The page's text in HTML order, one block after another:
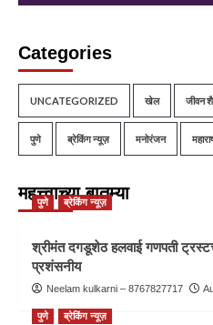
Categories
UNCATEGORIZED खेल जीवन
पुणे ब्रेकिंग न्यूज़ मनोरंजन
महत्त्वाच्या बातम्या
पुणे ब्रेकिंग न्यूज़
श्रीमंत दगडूशेठ हलवाई गणपती
प्रशंसनीय
Neelam kulkarni – 8767827717
पुणे ब्रेकिंग न्यूज़